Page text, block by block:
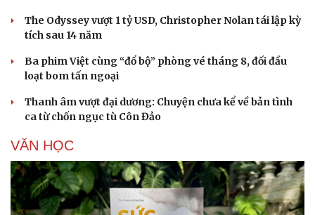
The Odyssey vượt 1 tỷ USD, Christopher Nolan tái lập kỳ
tích sau 14 năm
Ba phim Việt cùng “đổ bộ” phòng vé tháng 8, đối đầu
loạt bom tấn ngoại
Thanh âm vượt đại dương: Chuyện chưa kể về bản tình
ca từ chốn ngục tù Côn Đảo
VĂN HỌC